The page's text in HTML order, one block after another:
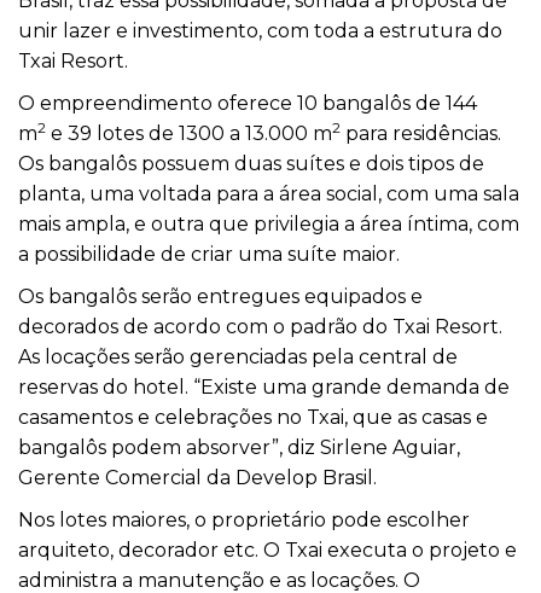
unir lazer e investimento, com toda a estrutura do
Txai Resort.
O empreendimento oferece 10 bangalôs de 144
m2 e 39 lotes de 1300 a 13.000 m2 para residências.
Os bangalôs possuem duas suítes e dois tipos de
planta, uma voltada para a área social, com uma sala
mais ampla, e outra que privilegia a área íntima, com
a possibilidade de criar uma suíte maior.
Os bangalôs serão entregues equipados e
decorados de acordo com o padrão do Txai Resort.
As locações serão gerenciadas pela central de
reservas do hotel. “Existe uma grande demanda de
casamentos e celebrações no Txai, que as casas e
bangalôs podem absorver”, diz Sirlene Aguiar,
Gerente Comercial da Develop Brasil.
Nos lotes maiores, o proprietário pode escolher
arquiteto, decorador etc. O Txai executa o projeto e
administra a manutenção e as locações. O